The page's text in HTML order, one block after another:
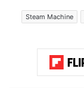
Steam Machine